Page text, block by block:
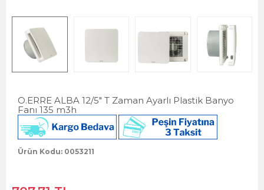
O.ERRE ALBA 12/5" T Zaman Ayarlı Plastik Banyo
Fanı 135 m3h
Ürün Kodu: 0053211